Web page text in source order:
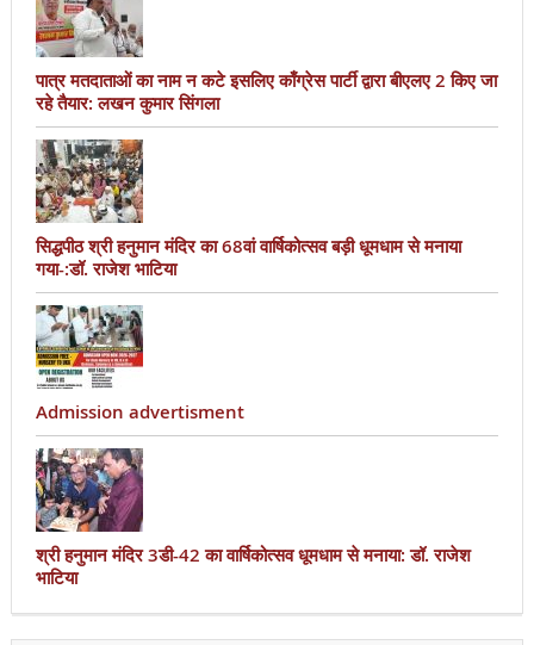
पात्र मतदाताओं का नाम न कटे इसलिए काँग्रेस पार्टी द्वारा बीएलए 2 किए जा
रहे तैयार: लखन कुमार सिंगला
सिद्धपीठ श्री हनुमान मंदिर का 68वां वार्षिकोत्सव बड़ी धूमधाम से मनाया
गया-:डॉ. राजेश भाटिया
Admission advertisment
श्री हनुमान मंदिर 3डी-42 का वार्षिकोत्सव धूमधाम से मनाया: डॉ. राजेश
भाटिया